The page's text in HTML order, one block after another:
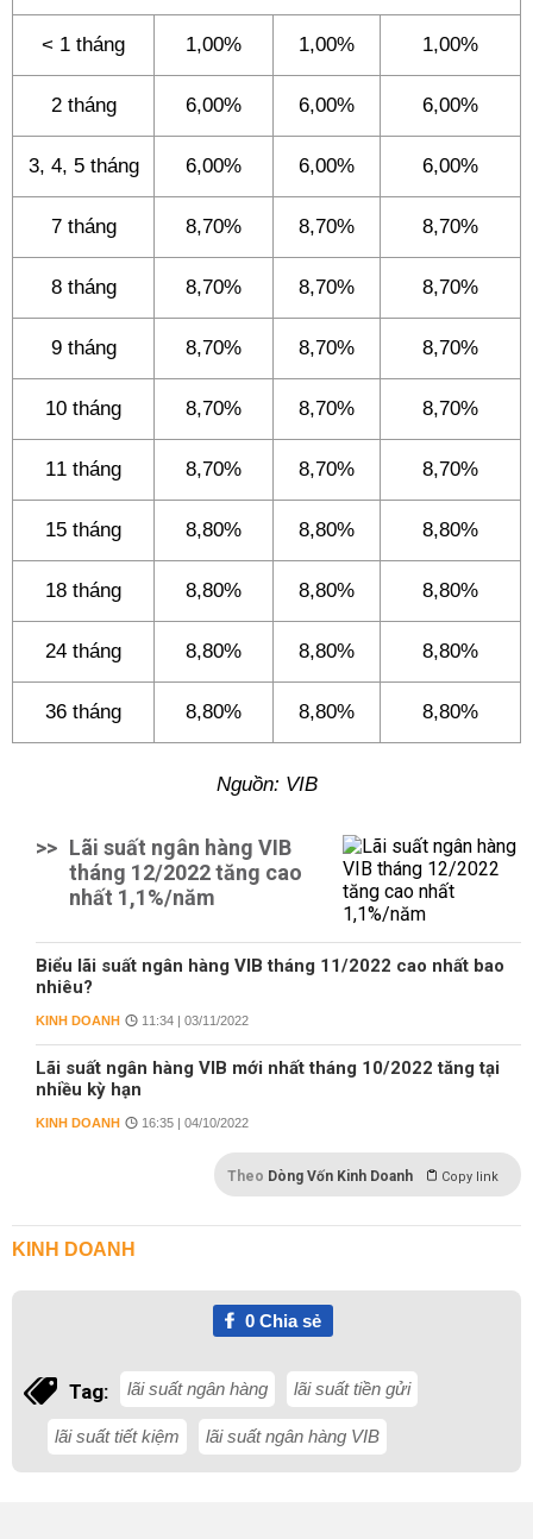
< 1 tháng 1,00% 1,00% 1,00%
2 tháng 6,00% 6,00% 6,00%
3, 4, 5 tháng 6,00% 6,00% 6,00%
7 tháng 8,70% 8,70% 8,70%
8 tháng 8,70% 8,70% 8,70%
9 tháng 8,70% 8,70% 8,70%
10 tháng 8,70% 8,70% 8,70%
11 tháng 8,70% 8,70% 8,70%
15 tháng 8,80% 8,80% 8,80%
18 tháng 8,80% 8,80% 8,80%
24 tháng 8,80% 8,80% 8,80%
36 tháng 8,80% 8,80% 8,80%
Nguồn: VIB
>> Lãi suất ngân hàng VIB
tháng 12/2022 tăng cao
nhất 1,1%/năm
Biểu lãi suất ngân hàng VIB tháng 11/2022 cao nhất bao
nhiêu?
KINH DOANH 11:34 | 03/11/2022
Lãi suất ngân hàng VIB mới nhất tháng 10/2022 tăng tại
nhiều kỳ hạn
KINH DOANH 16:35 | 04/10/2022
Theo Dòng Vốn Kinh Doanh Copy link
KINH DOANH
0Chia sẻ
Tag: lãi suất ngân hàng lãi suất tiền gửi
lãi suất tiết kiệm lãi suất ngân hàng VIB